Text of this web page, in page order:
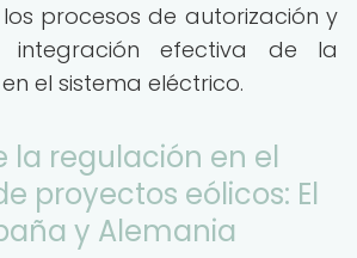
procesos de autorización y
integración efectiva de la
el sistema eléctrico.
la regulación en el
proyectos eólicos: El
y Alemania